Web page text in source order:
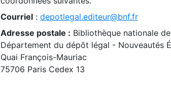
Courriel : depotlegal.editeur@bnf.fr
Adresse postale : Bibliothèque nationale
Département du dépôt légal - Nouveautés
Quai François-Mauriac
75706 Paris Cedex 13